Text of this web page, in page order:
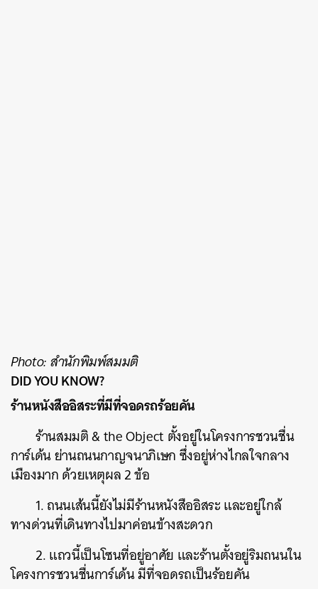
Photo: สำนักพิมพ์สมมติ
DID YOU KNOW?
ร้านหนังสืออิสระที่มีที่จอดรถร้อยคัน
ร้านสมมติ & the Object ตั้งอยู่ในโครงการชวนชื่น
การ์เด้น ย่านถนนกาญจนาภิเษก ซึ่งอยู่ห่างไกลใจกลาง
เมืองมาก ด้วยเหตุผล 2 ข้อ
1. ถนนเส้นนี้ยังไม่มีร้านหนังสืออิสระ และอยู่ใกล้
ทางด่วนที่เดินทางไปมาค่อนข้างสะดวก
2. แถวนี้เป็นโซนที่อยู่อาศัย และร้านตั้งอยู่ริมถนนใน
โครงการชวนชื่นการ์เด้น มีที่จอดรถเป็นร้อยคัน